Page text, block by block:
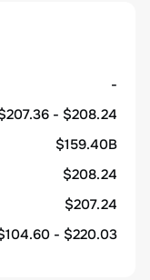
-
- $208.24
$159.40B
$208.24
$207.24
- $220.03